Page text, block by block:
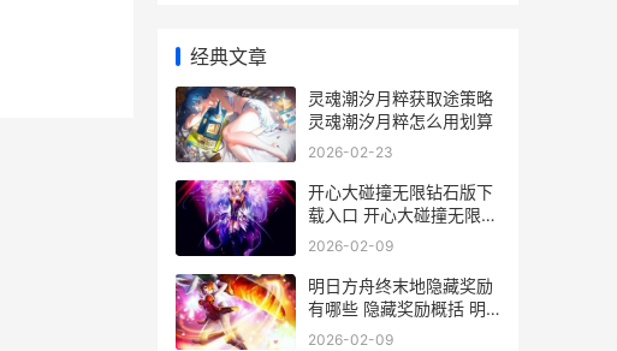
经典文章
灵魂潮汐月粹获取途策略
灵魂潮汐月粹怎么用划算
2026-02-23
开心大碰撞无限钻石版下
载入口 开心大碰撞无限金
币
2026-02-09
明日方舟终末地隐藏奖励
有哪些 隐藏奖励概括 明
日方舟终末地公测时间
2026-02-09